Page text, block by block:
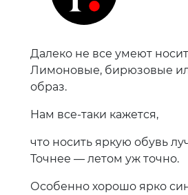
Далеко не все умеют
Лимоновые, бирюзовые
образ.
Нам все-таки кажется,
что носить яркую обувь
Точнее — летом уж точно.
Особенно хорошо ярко